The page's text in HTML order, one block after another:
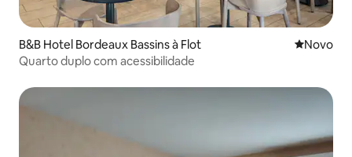
B&B Hotel Bordeaux Bassins à Flot Novo
Novo
Quarto duplo com acessibilidade